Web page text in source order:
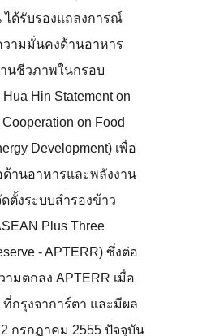
ด้รับรองแถลงการณ์
ามมั่นคงด้านอาหาร
นชีวภาพในกรอบ
Hin Statement on
on Food
Development) เพื่อ
านอาหารและพลังงาน
ตั้งระบบสำรองข้าว
Plus Three
- APTERR) ซึ่งต่อ
มตกลง APTERR เมื่อ
กรุงจาการ์ตา และมีผล
กรกฏาคม 2555 ปัจจุบัน